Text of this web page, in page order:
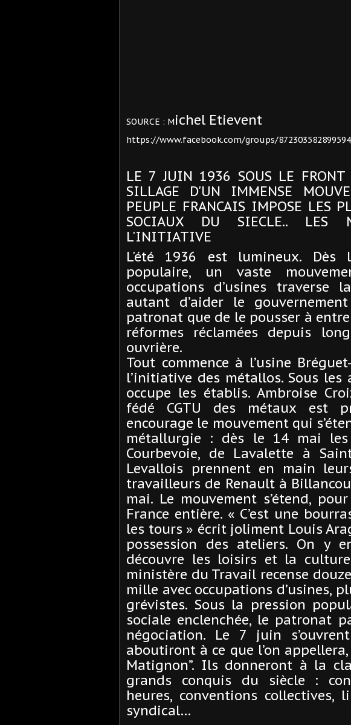
SOURCE : Michel Etievent
https://www.facebook.com/groups/
LE 7 JUIN 1936 SOUS LE FRONT
SILLAGE D'UN IMMENSE
PEUPLE FRANCAIS IMPOSE LES
SOCIAUX DU SIECLE.. LES
L'INITIATIVE
L'été 1936 est lumineux.
populaire, un vaste
occupations d’usines traverse
autant d’aider le
patronat que de le pousser à
réformes réclamées depuis
ouvrière.
Tout commence à l’usine
l’initiative des métallos. Sous
occupe les établis. Ambroise
fédé CGTU des métaux est
encourage le mouvement qui
métallurgie : dès le 14 mai
Courbevoie, de Lavalette à
Levallois prennent en main
travailleurs de Renault à
mai. Le mouvement s’étend,
France entière. « C’est une
les tours » écrit joliment Louis
possession des ateliers. On y
découvre les loisirs et la
ministère du Travail recense
mille avec occupations d’usines,
grévistes. Sous la pression
sociale enclenchée, le patronat
négociation. Le 7 juin
aboutiront à ce que l’on
Matignon”. Ils donneront à la
grands conquis du siècle :
heures, conventions collectives,
syndical…